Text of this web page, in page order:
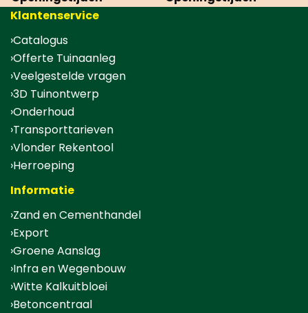
Klantenservice
Catalogus
Offerte Tuinaanleg
Veelgestelde vragen
3D Tuinontwerp
Onderhoud
Transporttarieven
Vlonder Rekentool
Herroeping
Informatie
Zand en Cementhandel
Export
Groene Aanslag
Infra en Wegenbouw
Witte Kalkuitbloei
Betoncentraal